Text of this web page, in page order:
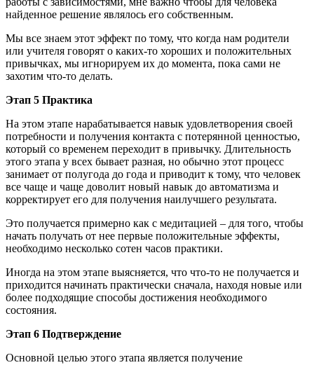
найденное решение являлось его собственным.
Мы все знаем этот эффект по тому, что когда нам родители
или учителя говорят о каких-то хороших и положительных
привычках, мы игнорируем их до момента, пока сами не
захотим что-то делать.
Этап 5 Практика
На этом этапе нарабатывается навык удовлетворения своей
потребности и получения контакта с потерянной ценностью,
который со временем переходит в привычку. Длительность
этого этапа у всех бывает разная, но обычно этот процесс
занимает от полугода до года и приводит к тому, что человек
все чаще и чаще доволит новый навык до автоматизма и
корректирует его для получения наилучшего результата.
Это получается примерно как с медитацией – для того, чтобы
начать получать от нее первые положительные эффекты,
необходимо несколько сотен часов практики.
Иногда на этом этапе выясняется, что что-то не получается и
приходится начинать практически сначала, находя новые или
более подходящие способы достижения необходимого
состояния.
Этап 6 Подтверждение
Основной целью этого этапа является получение